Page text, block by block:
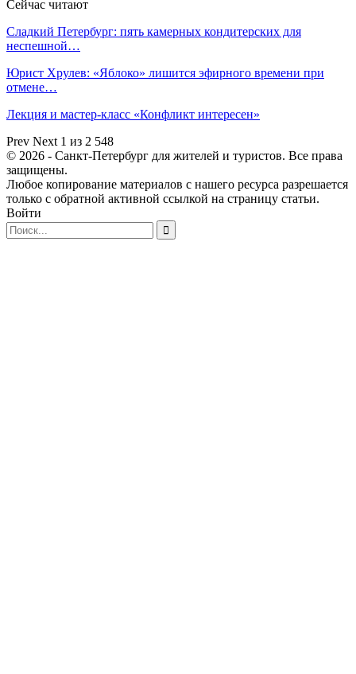
Сейчас читают
Сладкий Петербург: пять камерных кондитерских для
неспешной…
Юрист Хрулев: «Яблоко» лишится эфирного времени при
отмене…
Лекция и мастер-класс «Конфликт интересен»
Prev Next 1 из 2 548
© 2026 - Санкт-Петербург для жителей и туристов. Все права
защищены.
Любое копирование материалов с нашего ресурса разрешается
только с обратной активной ссылкой на страницу статьи.
Войти